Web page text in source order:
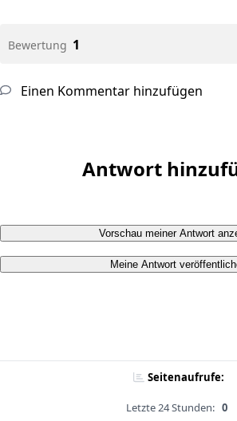
Bewertung 1
Einen Kommentar hinzufügen
Antwort
Vorschau meiner Antwort
Meine Antwort
Seitenaufrufe:
Letzte 24 Stunden: 0